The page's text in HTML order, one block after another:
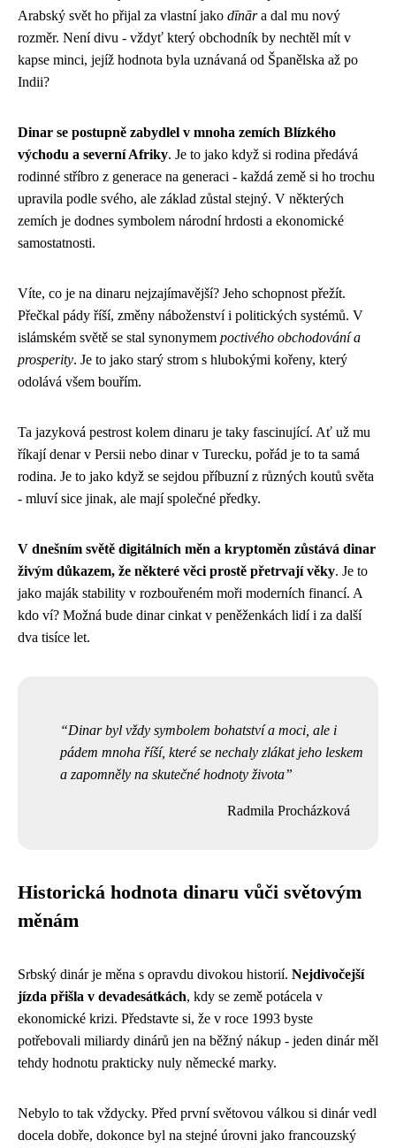
Arabský svět ho přijal za vlastní jako dīnāra dal mu nový
rozměr. Není divu - vždyť který obchodník by nechtěl mít v
kapse minci, jejíž hodnota byla uznávaná od Španělska až po
Indii?
Dinar se postupně zabydlel v mnoha zemích Blízkého
východu a severní Afriky. Je to jako když si rodina předává
rodinné stříbro z generace na generaci - každá země si ho trochu
upravila podle svého, ale základ zůstal stejný. V některých
zemích je dodnes symbolem národní hrdosti a ekonomické
samostatnosti.
Víte, co je na dinaru nejzajímavější? Jeho schopnost přežít.
Přečkal pády říší, změny náboženství i politických systémů. V
islámském světě se stal synonymem poctivého obchodování a
prosperity. Je to jako starý strom s hlubokými kořeny, který
odolává všem bouřím.
Ta jazyková pestrost kolem dinaru je taky fascinující. Ať už mu
říkají denar v Persii nebo dinar v Turecku, pořád je to ta samá
rodina. Je to jako když se sejdou příbuzní z různých koutů světa
- mluví sice jinak, ale mají společné předky.
V dnešním světě digitálních měn a kryptoměn zůstává dinar
živým důkazem, že některé věci prostě přetrvají věky. Je to
jako maják stability v rozbouřeném moři moderních financí. A
kdo ví? Možná bude dinar cinkat v peněženkách lidí i za další
dva tisíce let.
Dinar byl vždy symbolem bohatství a moci, ale i
pádem mnoha říší, které se nechaly zlákat jeho leskem
a zapomněly na skutečné hodnoty života
Radmila Procházková
Historická hodnota dinaru vůči světovým
měnám
Srbský dinár je měna s opravdu divokou historií. Nejdivočejší
jízda přišla v devadesátkách, kdy se země potácela v
ekonomické krizi. Představte si, že v roce 1993 byste
potřebovali miliardy dinárů jen na běžný nákup - jeden dinár měl
tehdy hodnotu prakticky nuly německé marky.
Nebylo to tak vždycky. Před první světovou válkou si dinár vedl
docela dobře, dokonce byl na stejné úrovni jako francouzský